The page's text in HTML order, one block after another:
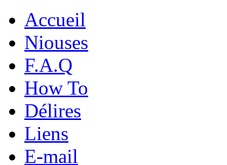
Accueil
Niouses
F.A.Q
How To
Délires
Liens
E-mail